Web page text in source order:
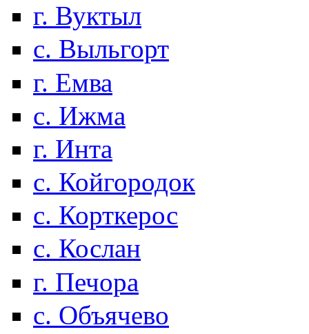
г. Вуктыл
с. Выльгорт
г. Емва
с. Ижма
г. Инта
с. Койгородок
с. Корткерос
с. Кослан
г. Печора
с. Объячево